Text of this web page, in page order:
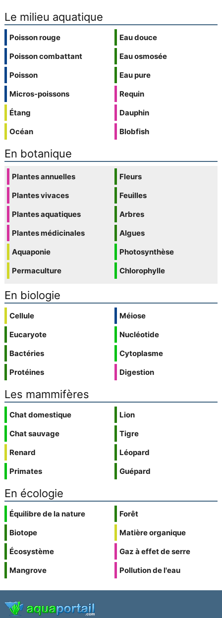
Le milieu aquatique
Poisson rouge
Poisson combattant
Poisson
Micros-poissons
Étang
Océan
Eau douce
Eau osmosée
Eau pure
Requin
Dauphin
Blobfish
En botanique
Plantes annuelles
Plantes vivaces
Plantes aquatiques
Plantes médicinales
Aquaponie
Permaculture
Fleurs
Feuilles
Arbres
Algues
Photosynthèse
Chlorophylle
En biologie
Cellule
Eucaryote
Bactéries
Protéines
Méiose
Nucléotide
Cytoplasme
Digestion
Les mammifères
Chat domestique
Chat sauvage
Renard
Primates
Lion
Tigre
Léopard
Guépard
En écologie
Équilibre de la nature
Biotope
Écosystème
Mangrove
Forêt
Matière organique
Gaz à effet de serre
Pollution de l'eau